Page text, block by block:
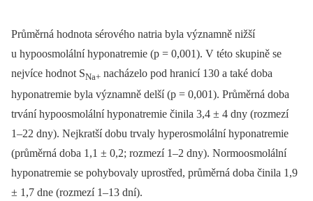
Průměrná hodnota sérového natria byla významně nižší
u hypoosmolální hyponatremie (p = 0,001). V této skupině se
nejvíce hodnot SNa+ nacházelo pod hranicí 130 a také doba
hyponatremie byla významně delší (p = 0,001). Průměrná doba
trvání hypoosmolální hyponatremie činila 3,4 ± 4 dny (rozmezí
1–22 dny). Nejkratší dobu trvaly hyperosmolální hyponatremie
(průměrná doba 1,1 ± 0,2; rozmezí 1–2 dny). Normoosmolální
hyponatremie se pohybovaly uprostřed, průměrná doba činila 1,9
± 1,7 dne (rozmezí 1–13 dní).